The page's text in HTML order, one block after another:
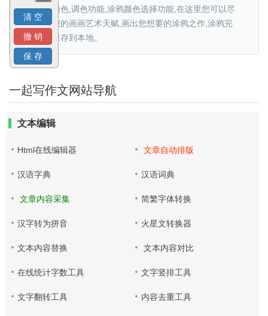
鸦自定义颜色,调色功能,涂鸦颜色选择功能,在这里您可以尽
情的发挥您的画画艺术天赋,画出您想要的涂鸦之作,涂鸦完
成后可以保存到本地。
一起写作文网站导航
文本编辑
Html在线编辑器 文章自动排版
汉语字典 汉语词典
文章内容采集 简繁字体转换
汉字转为拼音 火星文转换器
文本内容替换 文本内容对比
在线统计字数工具 文字竖排工具
文字翻转工具 内容去重工具